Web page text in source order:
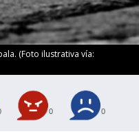
(Foto ilustrativa vía:
0 0